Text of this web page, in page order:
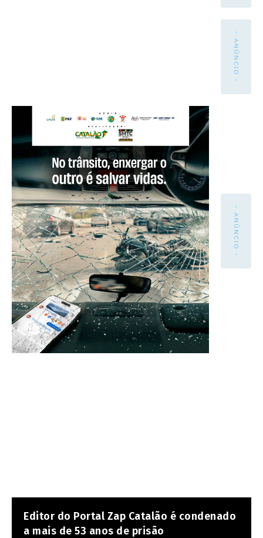
- ANÚNCIO -
- ANÚNCIO -
Editor do Portal Zap Catalão é condenado
a mais de 53 anos de prisão